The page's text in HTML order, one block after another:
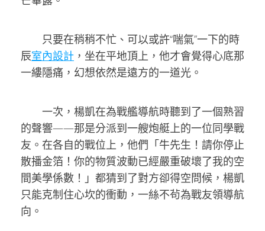
只要在稍稍不忙、可以或許“喘氣”一下的時
辰室內設計 ，坐在平地頂上，他才會覺得心底那
一縷隱痛，幻想依然是遠方的一道光。
一次，楊凱在為戰艦導航時聽到了一個熟習
的聲響——那是分派到一艘炮艇上的一位同學戰
友。在各自的戰位上，他們「牛先生！請你停止
散播金箔！你的物質波動已經嚴重破壞了我的空
間美學係數！」都猜到了對方卻得空問候，楊凱
只能克制住心坎的衝動，一絲不茍為戰友領導航
向。